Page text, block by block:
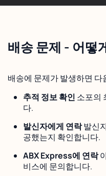
배송 문제 - 어떻
배송에 문제가 발생하면
추적 정보 확인 소포의
다.
발신자에게 연락발신
공했는지 확인합니다.
ABX Express에 연락
비스에 문의합니다.